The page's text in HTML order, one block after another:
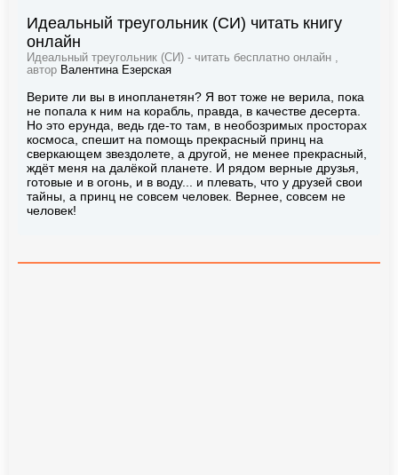
Идеальный треугольник (СИ) читать книгу
онлайн
Идеальный треугольник (СИ) - читать бесплатно онлайн ,
автор Валентина Езерская
Верите ли вы в инопланетян? Я вот тоже не верила, пока
не попала к ним на корабль, правда, в качестве десерта.
Но это ерунда, ведь где-то там, в необозримых просторах
космоса, спешит на помощь прекрасный принц на
сверкающем звездолете, а другой, не менее прекрасный,
ждёт меня на далёкой планете. И рядом верные друзья,
готовые и в огонь, и в воду... и плевать, что у друзей свои
тайны, а принц не совсем человек. Вернее, совсем не
человек!